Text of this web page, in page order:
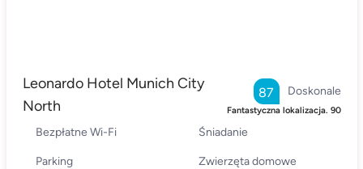
Leonardo Hotel Munich City
North
Doskonale
87
Fantastyczna lokalizacja. 90
Bezpłatne Wi-Fi Śniadanie
Parking
Zwierzęta domowe